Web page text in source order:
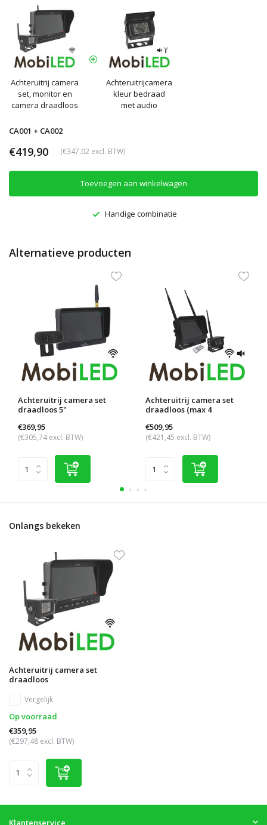
Achteruitrij camera
set, monitor en
camera draadloos
Achteruitrijcamera
kleur bedraad
met audio
CA001 + CA002
€419,90 (€347,02 excl. BTW)
Toevoegen aan winkelwagen
Handige combinatie
Alternatieve producten
Achteruitrij camera set
draadloos 5"
€369,95
(€305,74 excl. BTW)
Achteruitrij camera set
draadloos (max 4
€509,95
(€421,45 excl. BTW)
Onlangs bekeken
Achteruitrij camera set
draadloos
Vergelijk
Op voorraad
€359,95
(€297,48 excl. BTW)
Klantenservice